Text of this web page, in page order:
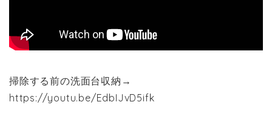
掃除する前の洗面台収納→
https://youtu.be/EdbIJvD5ifk